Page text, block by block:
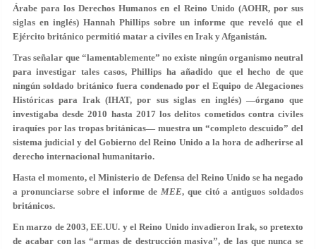
Árabe para los Derechos Humanos en el Reino Unido (AOHR, por sus
siglas en inglés) Hannah Phillips sobre un informe que reveló que el
Ejército británico permitió matar a civiles en Irak y Afganistán.
Tras señalar que “lamentablemente” no existe ningún organismo neutral
para investigar tales casos, Phillips ha añadido que el hecho de que
ningún soldado británico fuera condenado por el Equipo de Alegaciones
Históricas para Irak (IHAT, por sus siglas en inglés) —órgano que
investigaba desde 2010 hasta 2017 los delitos cometidos contra civiles
iraquíes por las tropas británicas— muestra un “completo descuido” del
sistema judicial y del Gobierno del Reino Unido a la hora de adherirse al
derecho internacional humanitario.
Hasta el momento, el Ministerio de Defensa del Reino Unido se ha negado
a pronunciarse sobre el informe de MEE, que citó a antiguos soldados
británicos.
En marzo de 2003, EE.UU. y el Reino Unido invadieron Irak, so pretexto
de acabar con las “armas de destrucción masiva”, de las que nunca se